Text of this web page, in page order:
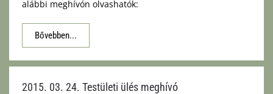
alábbi meghívón olvashatók:
Bővebben...
2015. 03. 24. Testületi ülés meghívó